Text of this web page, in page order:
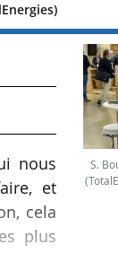
nous
et
cela
plus
S.